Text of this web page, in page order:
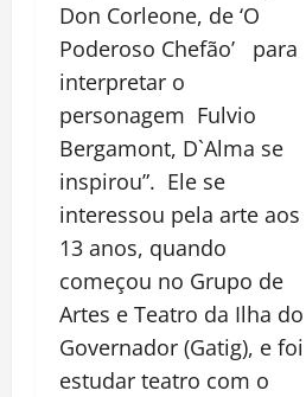
Don Corleone, de ‘O
Poderoso Chefão’ para
interpretar o
personagem Fulvio
Bergamont, D`Alma se
inspirou”. Ele se
interessou pela arte aos
13 anos, quando
começou no Grupo de
Artes e Teatro da Ilha do
Governador (Gatig), e foi
estudar teatro com o